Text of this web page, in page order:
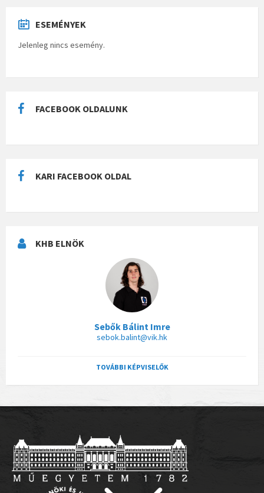
ESEMÉNYEK
Jelenleg nincs esemény.
FACEBOOK OLDALUNK
KARI FACEBOOK OLDAL
KHB ELNÖK
Sebők Bálint Imre
sebok.balint@vik.hk
TOVÁBBI KÉPVISELŐK